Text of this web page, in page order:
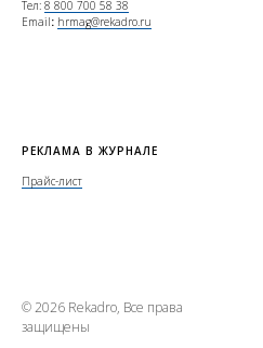
Тел: 8 800 700 58 38
Email: hrmag@rekadro.ru
РЕКЛАМА В ЖУРНАЛЕ
Прайс-лист
© 2026 Rekadro, Все права
защищены